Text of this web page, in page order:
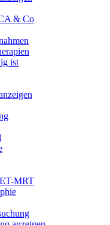
& Co
ist
MRT